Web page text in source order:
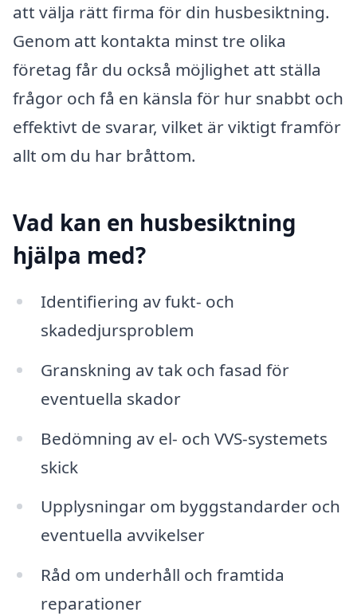
att välja rätt firma för din husbesiktning.
Genom att kontakta minst tre olika
företag får du också möjlighet att ställa
frågor och få en känsla för hur snabbt och
effektivt de svarar, vilket är viktigt framför
allt om du har bråttom.
Vad kan en husbesiktning
hjälpa med?
Identifiering av fukt- och
skadedjursproblem
Granskning av tak och fasad för
eventuella skador
Bedömning av el- och VVS-systemets
skick
Upplysningar om byggstandarder och
eventuella avvikelser
Råd om underhåll och framtida
reparationer